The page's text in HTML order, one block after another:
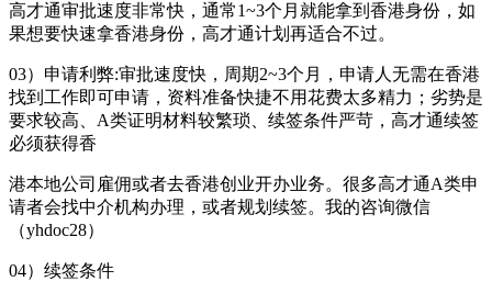
高才通审批速度非常快，通常1~3个月就能拿到香港身份，如
果想要快速拿香港身份，高才通计划再适合不过。
03）申请利弊:审批速度快，周期2~3个月，申请人无需在香港
找到工作即可申请，资料准备快捷不用花费太多精力；劣势是
要求较高、A类证明材料较繁琐、续签条件严苛，高才通续签
必须获得香
港本地公司雇佣或者去香港创业开办业务。很多高才通A类申
请者会找中介机构办理，或者规划续签。我的咨询微信
（yhdoc28）
04）续签条件